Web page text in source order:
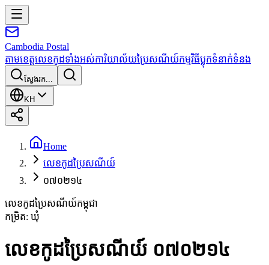
Cambodia Postal
តាមខេត្តលេខកូដទាំងអស់ការិយាល័យប្រៃសណីយ៍កម្មវិធីប្លុកទំនាក់ទំនង
ស្វែងរក...
KH
Home
លេខកូដប្រៃសណីយ៍
០៧០២១៤
លេខកូដប្រៃសណីយ៍កម្ពុជា
កម្រិត: ឃុំ
លេខកូដប្រៃសណីយ៍ ០៧០២១៤